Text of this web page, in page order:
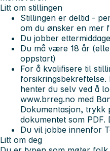
Litt om stillingen
Stillingen er deltid -
om du ønsker en mer
Du jobber
Du må være 18 år
oppstart)
For å kvalifisere til
henter du selv ved å
www.brreg.no med
Dokumentasjon, trykk
dokumentet som PDF.
Du vil jobbe innenfor
Litt om deg